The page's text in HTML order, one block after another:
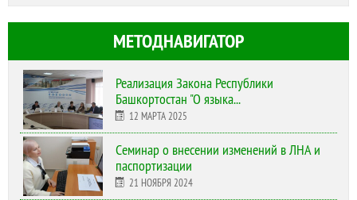
МЕТОДНАВИГАТОР
Реализация Закона Республики
Башкортостан "О языка...
12 МАРТА 2025
Cеминар о внесении изменений в ЛНА и
паспортизации
21 НОЯБРЯ 2024